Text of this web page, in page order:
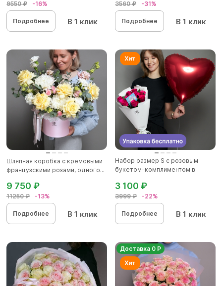
9550 ₽ -16%
Подробнее В 1 клик
3560 ₽ -31%
Подробнее В 1 клик
Шляпная коробка с кремовыми
французскими розами, одного...
11250 ₽ -13%
9 750 ₽
Подробнее В 1 клик
Набор размер S с розовым
букетом-комплиментом в
3999 ₽ -22%
3 100 ₽
Подробнее В 1 клик
Доставка 0 Р